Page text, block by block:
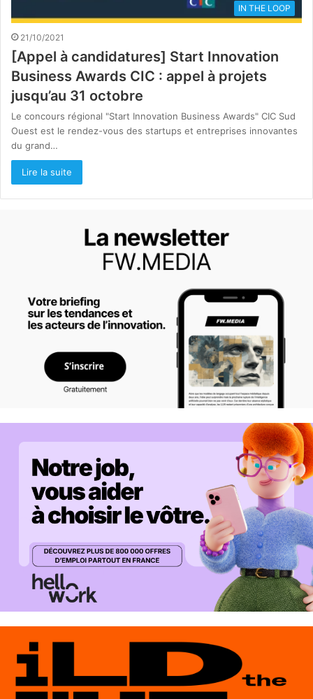
IN THE LOOP
21/10/2021
[Appel à candidatures] Start Innovation
Business Awards CIC : appel à projets
jusqu’au 31 octobre
Le concours régional "Start Innovation Business Awards" CIC Sud
Ouest est le rendez-vous des startups et entreprises innovantes
du grand…
Lire la suite